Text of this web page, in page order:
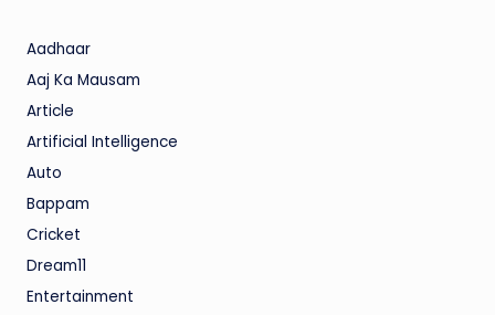
Aadhaar
Aaj Ka Mausam
Article
Artificial Intelligence
Auto
Bappam
Cricket
Dream11
Entertainment